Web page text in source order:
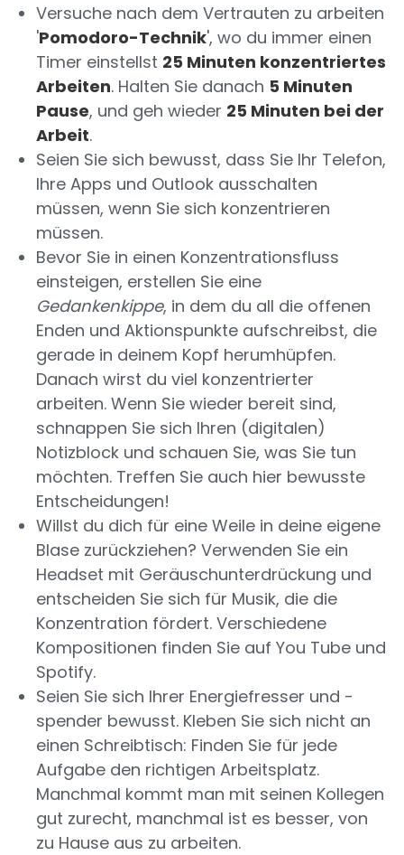
Versuche nach dem Vertrauten zu arbeiten
'Pomodoro-Technik', wo du immer einen
Timer einstellst 25 Minuten konzentriertes
Arbeiten. Halten Sie danach 5 Minuten
Pause, und geh wieder 25 Minuten bei der
Arbeit.
Seien Sie sich bewusst, dass Sie Ihr Telefon,
Ihre Apps und Outlook ausschalten
müssen, wenn Sie sich konzentrieren
müssen.
Bevor Sie in einen Konzentrationsfluss
einsteigen, erstellen Sie eine
Gedankenkippe, in dem du all die offenen
Enden und Aktionspunkte aufschreibst, die
gerade in deinem Kopf herumhüpfen.
Danach wirst du viel konzentrierter
arbeiten. Wenn Sie wieder bereit sind,
schnappen Sie sich Ihren (digitalen)
Notizblock und schauen Sie, was Sie tun
möchten. Treffen Sie auch hier bewusste
Entscheidungen!
Willst du dich für eine Weile in deine eigene
Blase zurückziehen? Verwenden Sie ein
Headset mit Geräuschunterdrückung und
entscheiden Sie sich für Musik, die die
Konzentration fördert. Verschiedene
Kompositionen finden Sie auf You Tube und
Spotify.
Seien Sie sich Ihrer Energiefresser und -
spender bewusst. Kleben Sie sich nicht an
einen Schreibtisch: Finden Sie für jede
Aufgabe den richtigen Arbeitsplatz.
Manchmal kommt man mit seinen Kollegen
gut zurecht, manchmal ist es besser, von
zu Hause aus zu arbeiten.